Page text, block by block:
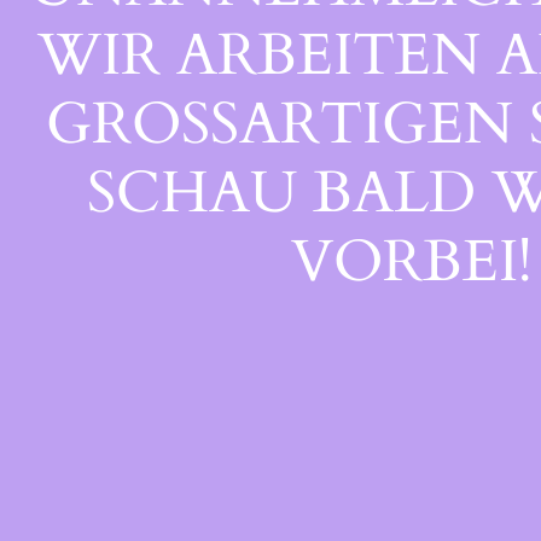
WIR ARBEITEN
GROSSARTIGEN
CHAU BALD
ORBEI!